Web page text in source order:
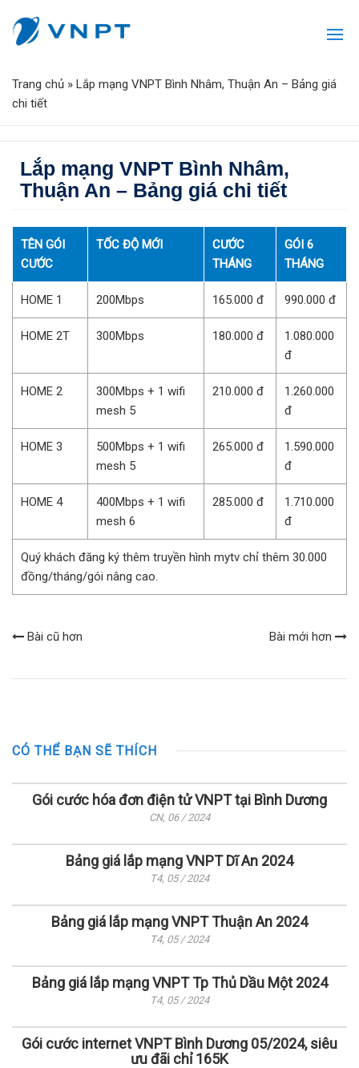
Trang chủ » Lắp mạng VNPT Bình Nhâm, Thuận An – Bảng giá
chi tiết
Lắp mạng VNPT Bình Nhâm,
Thuận An – Bảng giá chi tiết
TÊN GÓI
CƯỚC
TỐC ĐỘ MỚI
CƯỚC
THÁNG
GÓI 6
THÁNG
HOME 1 200Mbps 165.000 đ 990.000 đ
HOME 2T 300Mbps 180.000 đ
1.080.000
đ
HOME 2
300Mbps + 1 wifi
mesh 5
210.000 đ
1.260.000
đ
HOME 3
500Mbps + 1 wifi
mesh 5
265.000 đ
1.590.000
đ
HOME 4
400Mbps + 1 wifi
mesh 6
285.000 đ
1.710.000
đ
Quý khách đăng ký thêm truyền hình mytv chỉ thêm 30.000
đồng/tháng/gói nâng cao.
Bài cũ hơn Bài mới hơn
CÓ THỂ BẠN SẼ THÍCH
Gói cước hóa đơn điện tử VNPT tại Bình Dương
CN, 06 / 2024
Bảng giá lắp mạng VNPT Dĩ An 2024
T4, 05 / 2024
Bảng giá lắp mạng VNPT Thuận An 2024
T4, 05 / 2024
Bảng giá lắp mạng VNPT Tp Thủ Dầu Một 2024
T4, 05 / 2024
Gói cước internet VNPT Bình Dương 05/2024, siêu
ưu đãi chỉ 165K